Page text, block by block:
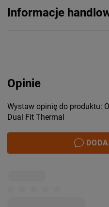
Informacje
Opinie
Wystaw opinię do produktu:
Dual Fit Thermal